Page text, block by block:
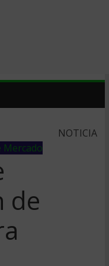
NOTICIA
Mercado
de